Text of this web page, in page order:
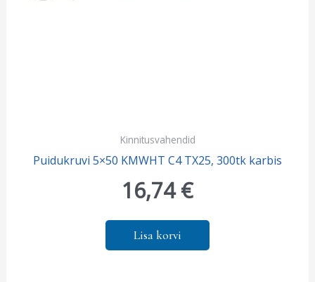
Kinnitusvahendid
Puidukruvi 5×50 KMWHT C4 TX25, 300tk karbis
16,74€
Lisa korvi